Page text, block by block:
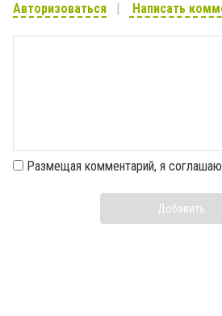
Авторизоваться Написать
Размещая комментарий, я
Добавить